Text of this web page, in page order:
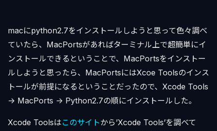
macにpython2.7をインストールしようと思って色々調べ
ていたら、MacPortsがあればターミナル上で超簡単にイ
ンストールできるということで、MacPortsをインストー
ルしようと思ったら、MacPortsにはXcoe Toolsのインス
トールが前提になるということだったので、Xcode Tools
-> MacPorts -> Python2.7の順にインストールした。
Xcode Toolsは このサイトから’Xcode Tools’を調べて